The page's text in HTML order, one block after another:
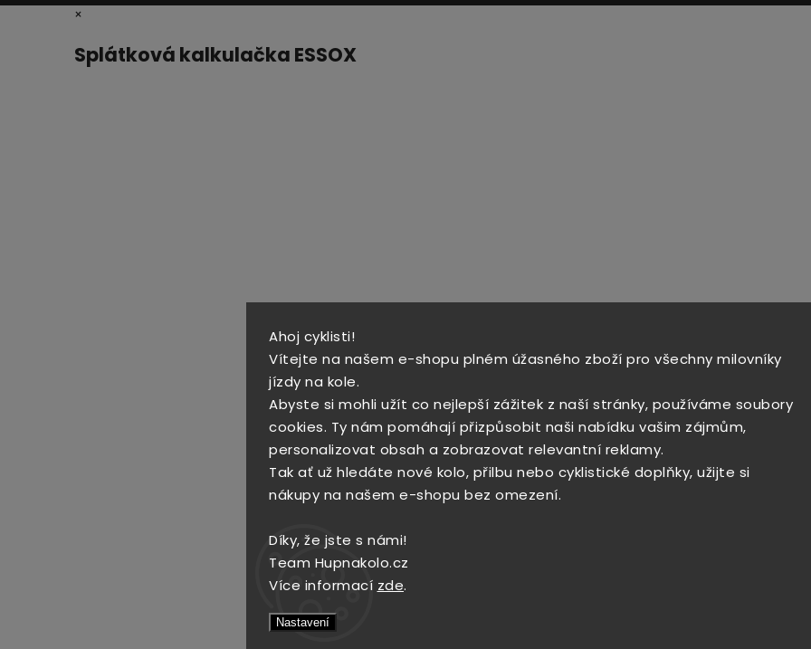
Ahoj cyklisti!
Vítejte na našem e-shopu plném úžasného zboží pro všechny milovníky
jízdy na kole.
Abyste si mohli užít co nejlepší zážitek z naší stránky, používáme soubory
cookies. Ty nám pomáhají přizpůsobit naši nabídku vašim zájmům,
personalizovat obsah a zobrazovat relevantní reklamy.
Tak ať už hledáte nové kolo, přilbu nebo cyklistické doplňky, užijte si
nákupy na našem e-shopu bez omezení.
Díky, že jste s námi!
Team Hupnakolo.cz
Více informací zde.
Nastavení
×
Splátková kalkulačka ESSOX